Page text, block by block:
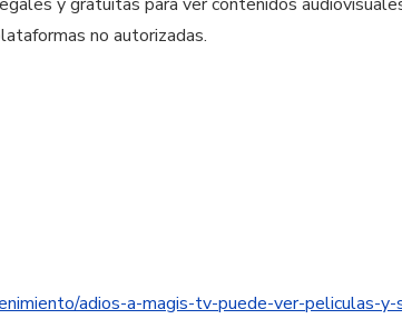
no autorizadas.
adios-a-magis-tv-puede-ver-peliculas-